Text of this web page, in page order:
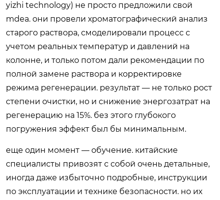
yizhi technology) не просто предложили свой
mdea. они провели хроматографический анализ
старого раствора, смоделировали процесс с
учетом реальных температур и давлений на
колонне, и только потом дали рекомендации по
полной замене раствора и корректировке
режима регенерации. результат — не только рост
степени очистки, но и снижение энергозатрат на
регенерацию на 15%. без этого глубокого
погружения эффект был бы минимальным.
еще один момент — обучение. китайские
специалисты привозят с собой очень детальные,
иногда даже избыточно подробные, инструкции
по эксплуатации и технике безопасности. но их